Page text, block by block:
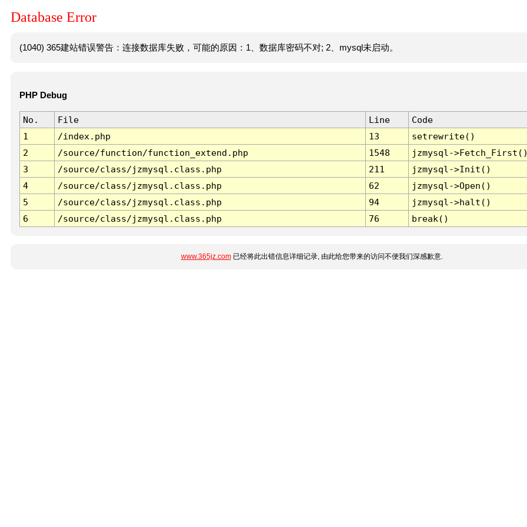
Database Error
(1040) 365建站错误警告：连接数据库失败，可能的原因：1、数据库密码不对; 2、mysql未启动。
PHP Debug
No. File Line
Code
1
/index.php 13
setrewrite()
2
/source/function/function_extend.php 1548
jzmysql-
3
/source/class/jzmysql.class.php 211
jzmysql->Init()
4
/source/class/jzmysql.class.php 62
jzmysql->Open()
5
/source/class/jzmysql.class.php 94
jzmysql->halt()
6
/source/class/jzmysql.class.php 76 break()
www.365jz.com已经将此出错信息详细记录, 由此给您带来的访问不便我们深感歉意.